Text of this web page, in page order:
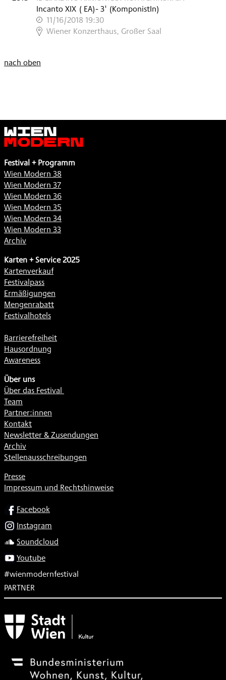
Incanto XIX ( EA)- 3' (KomponistIn)
11/16/2018 19:30
,
Wiener Konzerthaus, Großer Saal
nach oben
Wien
Modern
Festival + Programm
Wien Modern 38
Wien Modern 37
Wien Modern 36
Wien Modern 35
Wien Modern 34
Wien Modern 33
Archiv
Karten + Service 2025
Kartenverkauf
Festivalpass
Ermäßigungen
Mengenrabatt
Festivalhotels
Barrierefreiheit
Hausordnung
Awareness
Über uns
Über das Festival
Team
Partner:innen
Kontakt
Newsletter & Zusendungen
Archiv
Stellenausschreibungen
Presse
Impressum und Rechtshinweise
SOCIALFacebook
Instagram
Soundcloud
Youtube
#wienmodernfestival
PARTNER
Subventionsgeber